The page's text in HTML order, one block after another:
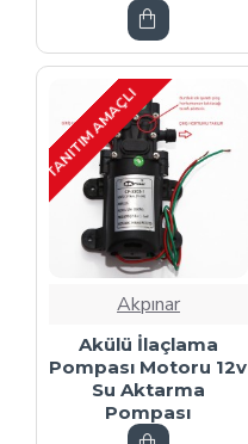
TANITIM AMAÇLI
Akpınar
Akülü İlaçlama
Pompası Motoru 12v
Su Aktarma
Pompası